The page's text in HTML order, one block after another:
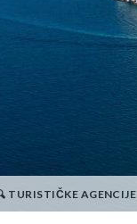
TURISTIČKE AGENCIJE